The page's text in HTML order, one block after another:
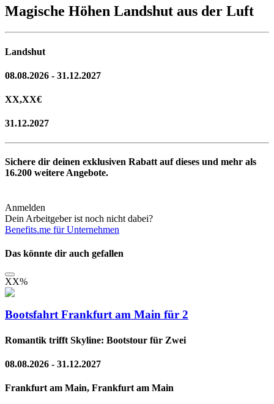
Magische Höhen Landshut aus der Luft
Landshut
08.08.2026 - 31.12.2027
XX,XX€
31.12.2027
Sichere dir deinen exklusiven Rabatt auf dieses und mehr als
16.200 weitere Angebote.
Anmelden
Dein Arbeitgeber ist noch nicht dabei?
Benefits.me für Unternehmen
Das könnte dir auch gefallen
XX%
Bootsfahrt Frankfurt am Main für 2
Romantik trifft Skyline: Bootstour für Zwei
08.08.2026 - 31.12.2027
Frankfurt am Main, Frankfurt am Main